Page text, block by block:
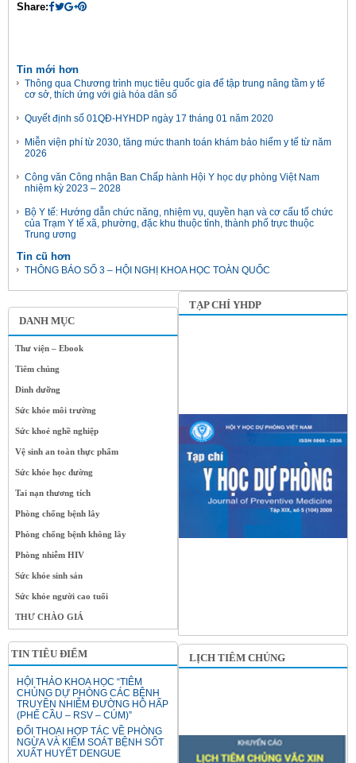
DANH MỤC
Thư viện – Ebook
Tiêm chủng
Dinh dưỡng
Sức khỏe môi trường
Sức khoẻ nghề nghiệp
Vệ sinh an toàn thực phẩm
Sức khỏe học đường
Tai nạn thương tích
Phòng chống bệnh lây
Phòng chống bệnh không lây
Phòng nhiễm HIV
Sức khỏe sinh sản
Sức khỏe người cao tuổi
THƯ CHÀO GIÁ
TIN TIÊU ĐIỂM
HỘI THẢO KHOA HỌC “TIÊM
CHỦNG DỰ PHÒNG CÁC BỆNH
TRUYỀN NHIỄM ĐƯỜNG HÔ HẤP
(PHẾ CẦU – RSV – CÚM)”
ĐỐI THOẠI HỢP TÁC VỀ PHÒNG
NGỪA VÀ KIỂM SOÁT BỆNH SỐT
XUẤT HUYẾT DENGUE
Share:
Tin mới hơn
Thông qua Chương trình mục tiêu quốc gia để tập trung nâng tầm y tế
cơ sở, thích ứng với già hóa dân số
Quyết định số 01QĐ-HYHDP ngày 17 tháng 01 năm 2020
Miễn viện phí từ 2030, tăng mức thanh toán khám bảo hiểm y tế từ năm
2026
Công văn Công nhận Ban Chấp hành Hội Y học dự phòng Việt Nam
nhiệm kỳ 2023 – 2028
Bộ Y tế: Hướng dẫn chức năng, nhiệm vụ, quyền hạn và cơ cấu tổ chức
của Trạm Y tế xã, phường, đặc khu thuộc tỉnh, thành phố trực thuộc
Trung ương
Tin cũ hơn
THÔNG BÁO SỐ 3 – HỘI NGHỊ KHOA HỌC TOÀN QUỐC
TẠP CHÍ YHDP
LỊCH TIÊM CHỦNG